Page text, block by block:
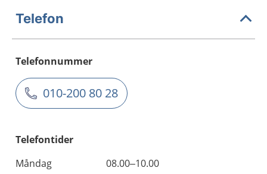
Telefon
Telefonnummer
010-200 80 28
Telefontider
Måndag
08.00–10.00